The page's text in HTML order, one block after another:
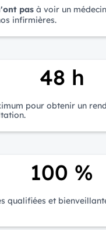
pas à voir un
infirmières.
48 h
pour obtenir un
100 %
qualifiées et